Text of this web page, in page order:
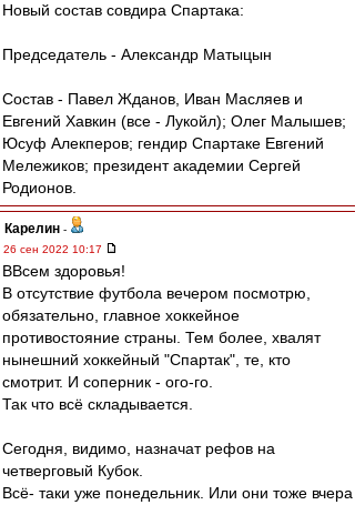
Новый состав совдира Спартака:
Председатель - Александр Матыцын
Состав - Павел Жданов, Иван Масляев и
Евгений Хавкин (все - Лукойл); Олег Малышев;
Юсуф Алекперов; гендир Спартаке Евгений
Мележиков; президент академии Сергей
Родионов.
Карелин -
26 сен 2022 10:17
ВВсем здоровья!
В отсутствие футбола вечером посмотрю,
обязательно, главное хоккейное
противостояние страны. Тем более, хвалят
нынешний хоккейный "Спартак", те, кто
смотрит. И соперник - ого-го.
Так что всё складывается.
Сегодня, видимо, назначат рефов на
четверговый Кубок.
Всё- таки уже понедельник. Или они тоже вчера